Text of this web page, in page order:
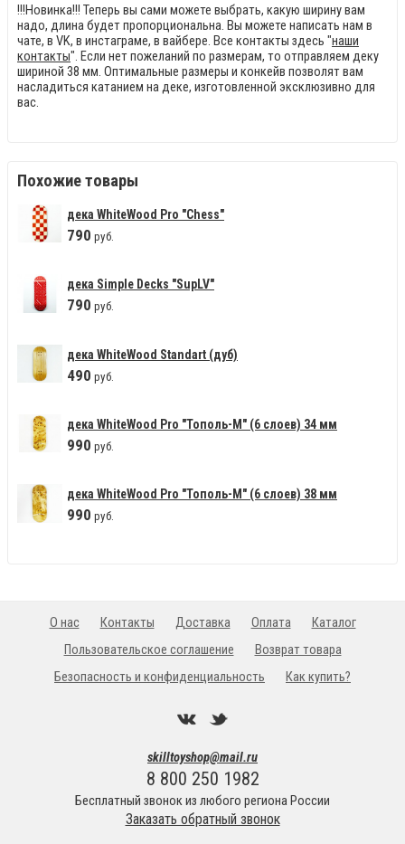
Похожие товары
дека WhiteWood Pro "Сhess"
790 руб.
дека Simple Decks "SupLV"
790 руб.
дека WhiteWood Standart (дуб)
490 руб.
дека WhiteWood Pro "Тополь-М" (6 слоев) 34 мм
990 руб.
дека WhiteWood Pro "Тополь-М" (6 слоев) 38 мм
990 руб.
!!!Новинка!!! Теперь вы сами можете выбрать, какую ширину вам
надо, длина будет пропорциональна. Вы можете написать нам в
чате, в VK, в инстаграме, в вайбере. Все контакты здесь "наши
контакты". Если нет пожеланий по размерам, то отправляем деку
шириной 38 мм. Оптимальные размеры и конкейв позволят вам
насладиться катанием на деке, изготовленной эксклюзивно для
вас.
skilltoyshop@mail.ru
8 800 250 1982
Бесплатный звонок из любого региона России
Заказать обратный звонок
О нас Контакты Доставка Оплата
Каталог
Пользовательское соглашение
Возврат товара
Безопасность и конфиденциальность
Как купить?